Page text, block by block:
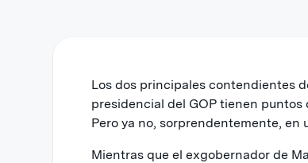
Los dos principales contendientes
presidencial del GOP tienen
Pero ya no, sorprendentemente, en
Mientras que el exgobernador de